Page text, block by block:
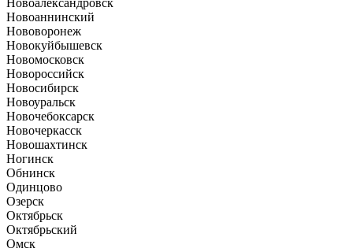
Новоалександровск
Новоаннинский
Нововоронеж
Новокуйбышевск
Новомосковск
Новороссийск
Новосибирск
Новоуральск
Новочебоксарск
Новочеркасск
Новошахтинск
Ногинск
Обнинск
Одинцово
Озерск
Октябрьск
Октябрьский
Омск